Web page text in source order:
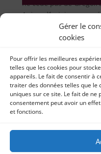
Gérer le
cookies
Pour offrir les meilleures
telles que les cookies pour
appareils. Le fait de consentir à
traiter des données telles que le
uniques sur ce site. Le fait de
consentement peut avoir un
et fonctions.
ne cède pas de
Aujourd’hui, je vous